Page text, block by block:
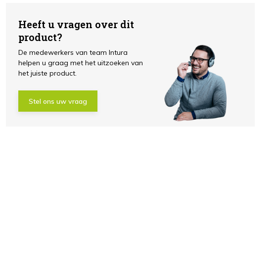
Heeft u vragen over dit
product?
De medewerkers van team Intura
helpen u graag met het uitzoeken van
het juiste product.
Stel ons uw vraag